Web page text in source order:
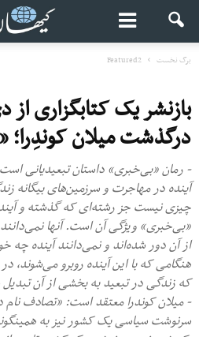
برگ نخست Featured2
درگذشت میلان
- رمان «بی‌خبری» داستان تبعیدیانی
آینده در مهاجرت و سرزمین‌های بیگانه
چیزی نیست جز رشته‌ای که گذشته و
«بی‌خبری» ویژگی آن است. آنها
از آن دور شده‌اند و نمی‌دانند آینده چه
هنگامی که با این آینده روبرو
که زندگی در تبعید به بخشی از آن
- میلان کوندرا معتقد است: «تصادف
سرنوشت سیاسی یک کشور نیز به